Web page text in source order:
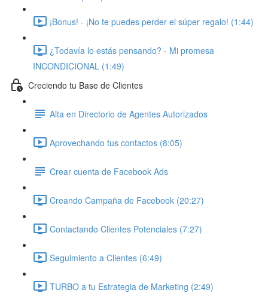
¡Bonus! - ¡No te puedes perder el súper regalo! (1:44)
¿Todavía lo estás pensando? - Mi promesa
INCONDICIONAL (1:49)
Creciendo tu Base de Clientes
Alta en Directorio de Agentes Autorizados
Aprovechando tus contactos (8:05)
Crear cuenta de Facebook Ads
Creando Campaña de Facebook (20:27)
Contactando Clientes Potenciales (7:27)
Seguimiento a Clientes (6:49)
TURBO a tu Estrategia de Marketing (2:49)